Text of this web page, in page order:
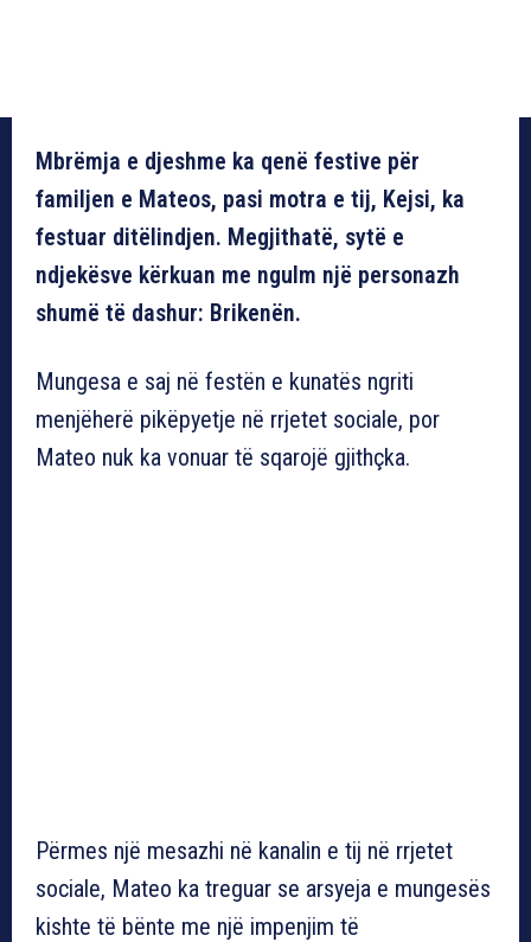
Mbrëmja e djeshme ka qenë festive për
familjen e Mateos, pasi motra e tij, Kejsi, ka
festuar ditëlindjen. Megjithatë, sytë e
ndjekësve kërkuan me ngulm një personazh
shumë të dashur: Brikenën.
Mungesa e saj në festën e kunatës ngriti
menjëherë pikëpyetje në rrjetet sociale, por
Mateo nuk ka vonuar të sqarojë gjithçka.
Përmes një mesazhi në kanalin e tij në rrjetet
sociale, Mateo ka treguar se arsyeja e mungesës
kishte të bënte me një impenjim të